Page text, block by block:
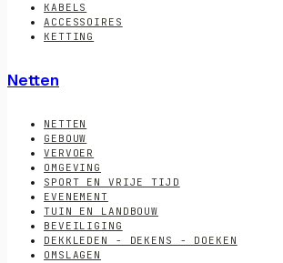
KABELS
ACCESSOIRES
KETTING
Netten
NETTEN
GEBOUW
VERVOER
OMGEVING
SPORT EN VRIJE TIJD
EVENEMENT
TUIN EN LANDBOUW
BEVEILIGING
DEKKLEDEN - DEKENS - DOEKEN
OMSLAGEN